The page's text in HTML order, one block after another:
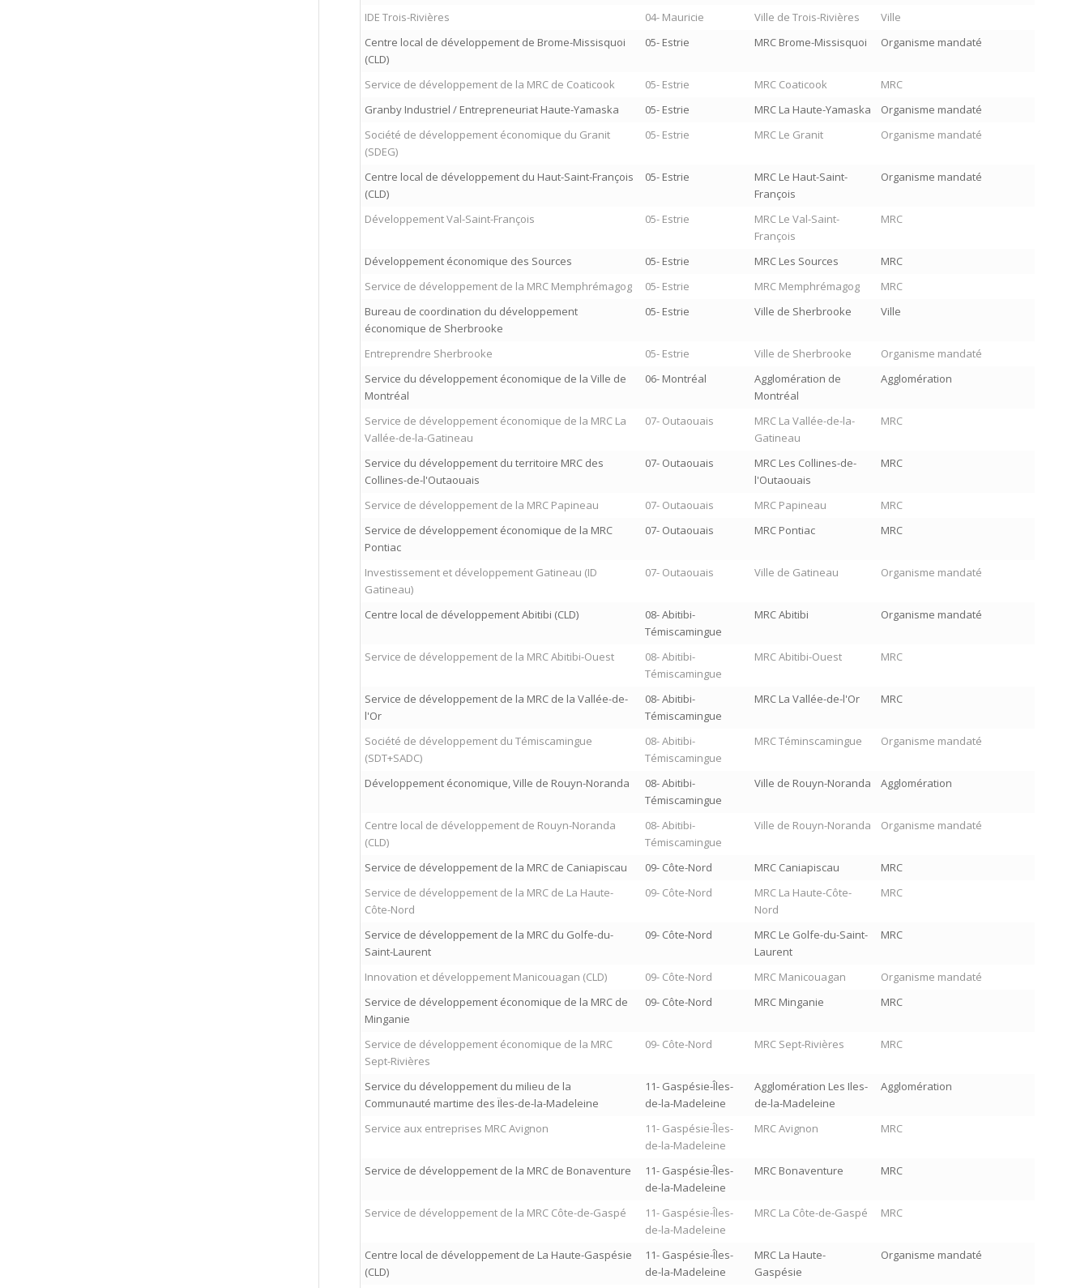
IDE Trois-Rivières 04- Mauricie Ville de Trois-Rivières
Ville
Centre local de développement de Brome-Missisquoi
(CLD)
05- Estrie MRC Brome-Missisquoi Organisme mandaté
Service de développement de la MRC de Coaticook 05- Estrie MRC Coaticook
MRC
Granby Industriel / Entrepreneuriat Haute-Yamaska
05- Estrie MRC La Haute-Yamaska
Organisme mandaté
Société de développement économique du Granit
(SDEG)
05- Estrie MRC Le Granit Organisme mandaté
Centre local de développement du Haut-Saint-François
(CLD)
05- Estrie
MRC Le Haut-Saint-
François
Organisme mandaté
Développement Val-Saint-François 05- Estrie
MRC Le Val-Saint-
François
MRC
Développement économique des Sources 05- Estrie MRC Les Sources
MRC
Service de développement de la MRC Memphrémagog
05- Estrie MRC Memphrémagog
MRC
Bureau de coordination du développement
économique de Sherbrooke
05- Estrie Ville de Sherbrooke Ville
Entreprendre Sherbrooke 05- Estrie Ville de Sherbrooke
Organisme mandaté
Service du développement économique de la Ville de
Montréal
06- Montréal
Agglomération de
Montréal
Agglomération
Service de développement économique de la MRC La
Vallée-de-la-Gatineau
07- Outaouais
MRC La Vallée-de-la-
Gatineau
MRC
Service du développement du territoire MRC des
Collines-de-l'Outaouais
07- Outaouais
MRC Les Collines-de-
l'Outaouais
MRC
Service de développement de la MRC Papineau 07- Outaouais MRC Papineau
MRC
Service de développement économique de la MRC
Pontiac
07- Outaouais MRC Pontiac MRC
Investissement et développement Gatineau (ID
Gatineau)
07- Outaouais Ville de Gatineau Organisme mandaté
Centre local de développement Abitibi (CLD)
08- Abitibi-
Témiscamingue
MRC Abitibi Organisme mandaté
Service de développement de la MRC Abitibi-Ouest
08- Abitibi-
Témiscamingue
MRC Abitibi-Ouest MRC
Service de développement de la MRC de la Vallée-de-
l'Or
08- Abitibi-
Témiscamingue
MRC La Vallée-de-l'Or MRC
Société de développement du Témiscamingue
(SDT+SADC)
08- Abitibi-
Témiscamingue
MRC Téminscamingue Organisme mandaté
Développement économique, Ville de Rouyn-Noranda
08- Abitibi-
Témiscamingue
Ville de Rouyn-Noranda Agglomération
Centre local de développement de Rouyn-Noranda
(CLD)
08- Abitibi-
Témiscamingue
Ville de Rouyn-Noranda Organisme mandaté
Service de développement de la MRC de Caniapiscau 09- Côte-Nord MRC Caniapiscau
MRC
Service de développement de la MRC de La Haute-
Côte-Nord
09- Côte-Nord
MRC La Haute-Côte-
Nord
MRC
Service de développement de la MRC du Golfe-du-
Saint-Laurent
09- Côte-Nord
MRC Le Golfe-du-Saint-
Laurent
MRC
Innovation et développement Manicouagan (CLD) 09- Côte-Nord MRC Manicouagan
Organisme mandaté
Service de développement économique de la MRC de
Minganie
09- Côte-Nord MRC Minganie MRC
Service de développement économique de la MRC
Sept-Rivières
09- Côte-Nord MRC Sept-Rivières MRC
Service du développement du milieu de la
Communauté martime des Ïles-de-la-Madeleine
11- Gaspésie-Îles-
de-la-Madeleine
Agglomération Les Iles-
de-la-Madeleine
Agglomération
Service aux entreprises MRC Avignon
11- Gaspésie-Îles-
de-la-Madeleine
MRC Avignon MRC
Service de développement de la MRC de Bonaventure
11- Gaspésie-Îles-
de-la-Madeleine
MRC Bonaventure MRC
Service de développement de la MRC Côte-de-Gaspé
11- Gaspésie-Îles-
de-la-Madeleine
MRC La Côte-de-Gaspé MRC
Centre local de développement de La Haute-Gaspésie
(CLD)
11- Gaspésie-Îles-
de-la-Madeleine
MRC La Haute-
Gaspésie
Organisme mandaté